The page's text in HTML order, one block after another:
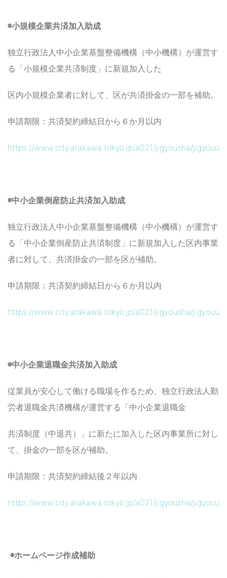
◉小規模企業共済加入助成
独立行政法人中小企業基盤整備機構（中小機構）が運営す
る「小規模企業共済制度」に新規加入した
区内小規模企業者に対して、区が共済掛金の一部を補助。
申請期限：共済契約締結日から６か月以内
https://www.city.arakawa.tokyo.jp/a021/jigyousha/
◉中小企業倒産防止共済加入助成
独立行政法人中小企業基盤整備機構（中小機構）が運営す
る「中小企業倒産防止共済制度」に新規加入した区内事業
者に対して、共済掛金の一部を区が補助。
申請期限：共済契約締結日から６か月以内
https://www.city.arakawa.tokyo.jp/a021/jigyousha/
◉中小企業退職金共済加入助成
従業員が安心して働ける職場を作るため、独立行政法人勤
労者退職金共済機構が運営する「中小企業退職金
共済制度（中退共）」に新たに加入した区内事業所に対し
て、掛金の一部を区が補助。
申請期限：共済契約締結後２年以内
https://www.city.arakawa.tokyo.jp/a021/jigyousha/
◉ホームページ作成補助